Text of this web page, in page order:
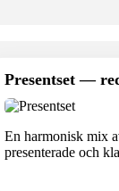
Presentset —
En harmonisk mix
presenterade och